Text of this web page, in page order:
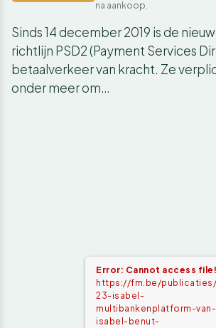
na aankoop.
Sinds 14 december 2019 is de
richtlijn PSD2 (Payment Services
betaalverkeer van kracht. Ze
onder meer om…
Error: Cannot access file!
https://fm.be/
23-isabel-
multibankenplatform-van-
isabel-benut-